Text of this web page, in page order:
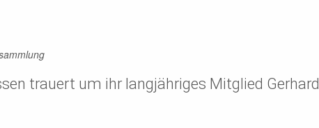
trauert um ihr langjähriges Mitglied Gerhard